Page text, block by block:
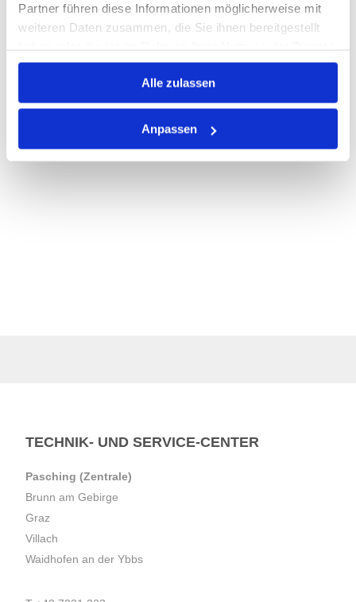
Partner führen diese Informationen möglicherweise mit
weiteren Daten zusammen, die Sie ihnen bereitgestellt
gesammelt haben.
Alle zulassen
Anpassen
VARIANTEN
TECHNIK- UND SERVICE-CENTER
Pasching (Zentrale)
Brunn am Gebirge
Graz
Villach
Waidhofen an der Ybbs